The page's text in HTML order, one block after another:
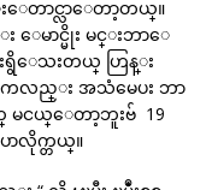
တာင္လာေတာ့တယ္။
ေမာင္မိုး မင္းဘာေ
ေသးတယ္ ဟြန္း
မကလည္း အသံမေပး ဘာ
မငယ္ေတာ့ဘူးဗ် 19
ာလိုက္တယ္။